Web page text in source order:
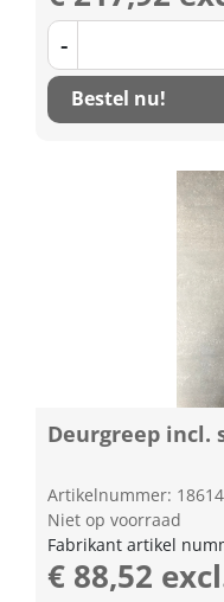
-
Bestel nu!
Deurgreep incl.
Artikelnummer:
Niet op voorraad
Fabrikant artikel
€ 88,52